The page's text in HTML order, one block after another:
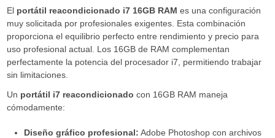
El portátil reacondicionado i7 16GB RAM es una configuración
muy solicitada por profesionales exigentes. Esta combinación
proporciona el equilibrio perfecto entre rendimiento y precio para
uso profesional actual. Los 16GB de RAM complementan
perfectamente la potencia del procesador i7, permitiendo trabajar
sin limitaciones.
Un portátil i7 reacondicionado con 16GB RAM maneja
cómodamente:
Diseño gráfico profesional: Adobe Photoshop con archivos